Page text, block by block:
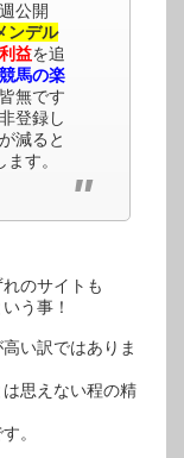
公開
ンデル
益を追
競馬の楽
無です
登録し
減ると
す。
のサイトも
う事！
い訳ではありま
思えない程の精
。